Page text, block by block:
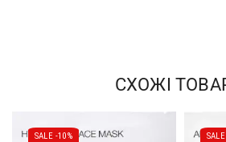
СХОЖІ
SALE -10%